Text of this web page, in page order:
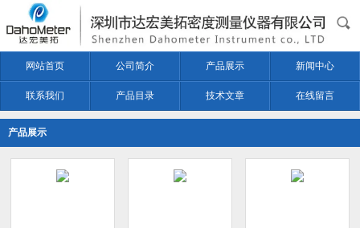
网站首页 公司简介 产品展示 新闻中心
联系我们 产品目录 技术文章 在线留言
产品展示